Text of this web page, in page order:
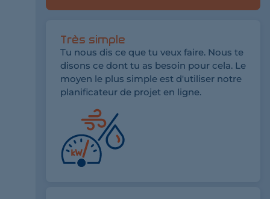
Très simple
Tu nous dis ce que tu veux faire. Nous te
disons ce dont tu as besoin pour cela. Le
moyen le plus simple est d'utiliser notre
planificateur de projet en ligne.